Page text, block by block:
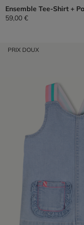
Ensemble Tee-Shirt +
59,00 €
PRIX DOUX